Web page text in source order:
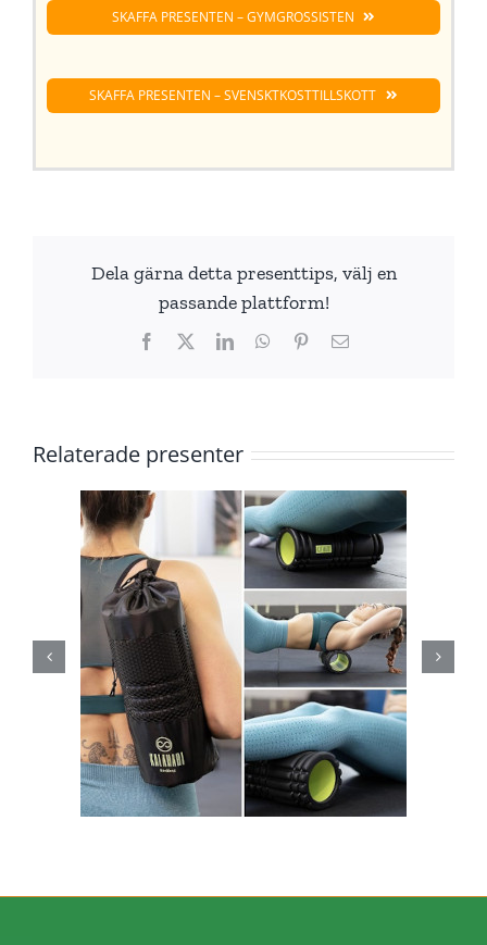
SKAFFA PRESENTEN – GYMGROSSISTEN
SKAFFA PRESENTEN – SVENSKTKOSTTILLSKOTT
Dela gärna detta presenttips, välj en
passande plattform!
Facebook LinkedInWhatsApp
Pinterest
E-
Relaterade presenter